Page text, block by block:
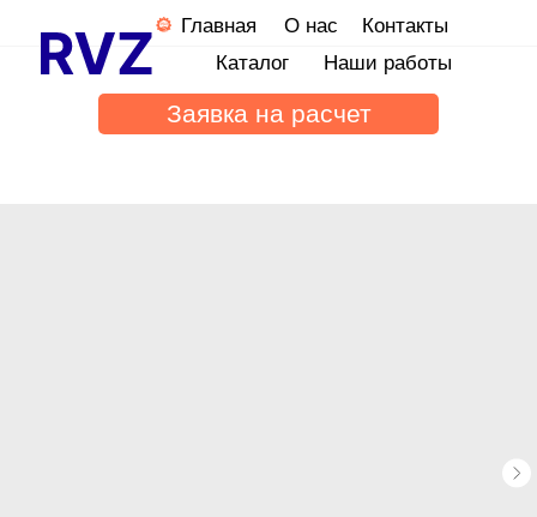
Главная
О нас
Наши работы
Каталог
Контакты
Заявка на расчет